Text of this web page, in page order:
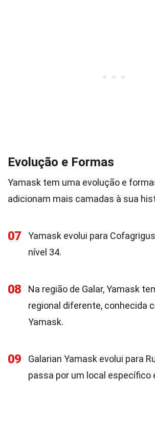
Evolução e Formas
Yamask tem uma evolução e
adicionam mais camadas à sua
07
Yamask evolui para
nível 34.
08
Na região de Galar, Yamask
regional diferente, conhecida
Yamask.
09
Galarian Yamask evolui para
passa por um local específico